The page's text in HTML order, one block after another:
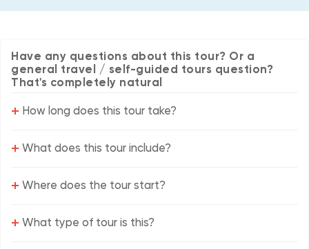
Have any questions about this tour? Or a
general travel / self-guided tours question?
That's completely natural
+ How long does this tour take?
+ What does this tour include?
+ Where does the tour start?
+ What type of tour is this?